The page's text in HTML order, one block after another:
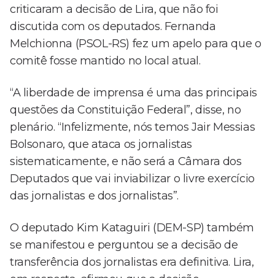
criticaram a decisão de Lira, que não foi
discutida com os deputados. Fernanda
Melchionna (PSOL-RS) fez um apelo para que o
comitê fosse mantido no local atual.
“A liberdade de imprensa é uma das principais
questões da Constituição Federal”, disse, no
plenário. “Infelizmente, nós temos Jair Messias
Bolsonaro, que ataca os jornalistas
sistematicamente, e não será a Câmara dos
Deputados que vai inviabilizar o livre exercício
das jornalistas e dos jornalistas”.
O deputado Kim Kataguiri (DEM-SP) também
se manifestou e perguntou se a decisão de
transferência dos jornalistas era definitiva. Lira,